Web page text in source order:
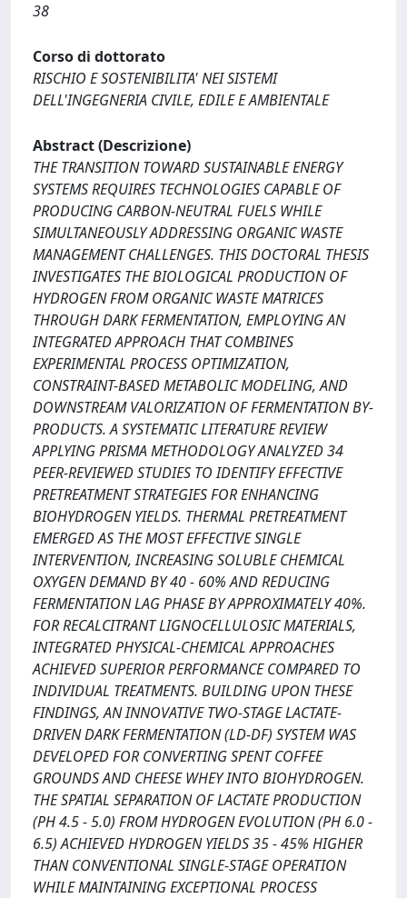
38
Corso di dottorato
RISCHIO E SOSTENIBILITA' NEI SISTEMI
DELL'INGEGNERIA CIVILE, EDILE E AMBIENTALE
Abstract (Descrizione)
THE TRANSITION TOWARD SUSTAINABLE ENERGY
SYSTEMS REQUIRES TECHNOLOGIES CAPABLE OF
PRODUCING CARBON-NEUTRAL FUELS WHILE
SIMULTANEOUSLY ADDRESSING ORGANIC WASTE
MANAGEMENT CHALLENGES. THIS DOCTORAL THESIS
INVESTIGATES THE BIOLOGICAL PRODUCTION OF
HYDROGEN FROM ORGANIC WASTE MATRICES
THROUGH DARK FERMENTATION, EMPLOYING AN
INTEGRATED APPROACH THAT COMBINES
EXPERIMENTAL PROCESS OPTIMIZATION,
CONSTRAINT-BASED METABOLIC MODELING, AND
DOWNSTREAM VALORIZATION OF FERMENTATION BY-
PRODUCTS. A SYSTEMATIC LITERATURE REVIEW
APPLYING PRISMA METHODOLOGY ANALYZED 34
PEER-REVIEWED STUDIES TO IDENTIFY EFFECTIVE
PRETREATMENT STRATEGIES FOR ENHANCING
BIOHYDROGEN YIELDS. THERMAL PRETREATMENT
EMERGED AS THE MOST EFFECTIVE SINGLE
INTERVENTION, INCREASING SOLUBLE CHEMICAL
OXYGEN DEMAND BY 40 - 60% AND REDUCING
FERMENTATION LAG PHASE BY APPROXIMATELY 40%.
FOR RECALCITRANT LIGNOCELLULOSIC MATERIALS,
INTEGRATED PHYSICAL-CHEMICAL APPROACHES
ACHIEVED SUPERIOR PERFORMANCE COMPARED TO
INDIVIDUAL TREATMENTS. BUILDING UPON THESE
FINDINGS, AN INNOVATIVE TWO-STAGE LACTATE-
DRIVEN DARK FERMENTATION (LD-DF) SYSTEM WAS
DEVELOPED FOR CONVERTING SPENT COFFEE
GROUNDS AND CHEESE WHEY INTO BIOHYDROGEN.
THE SPATIAL SEPARATION OF LACTATE PRODUCTION
(PH 4.5 - 5.0) FROM HYDROGEN EVOLUTION (PH 6.0 -
6.5) ACHIEVED HYDROGEN YIELDS 35 - 45% HIGHER
THAN CONVENTIONAL SINGLE-STAGE OPERATION
WHILE MAINTAINING EXCEPTIONAL PROCESS